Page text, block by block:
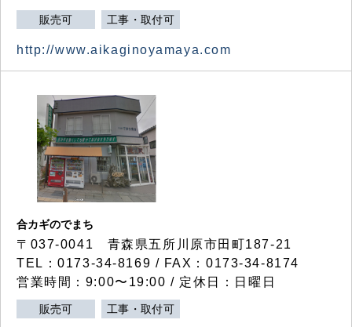
販売可 工事・取付可
http://www.aikaginoyamaya.com
合カギのでまち
〒037-0041 青森県五所川原市田町187-21
TEL：0173-34-8169 / FAX：0173-34-8174
営業時間：9:00〜19:00 / 定休日：日曜日
販売可 工事・取付可